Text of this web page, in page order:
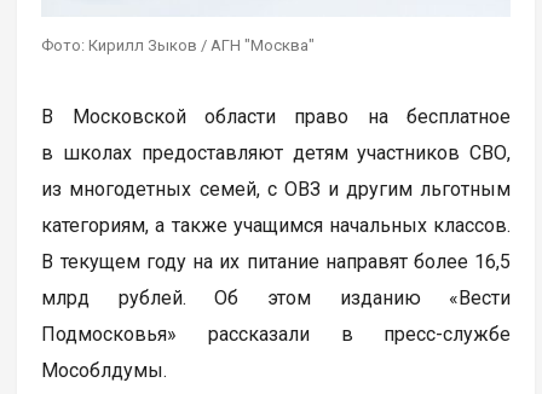
Фото: Кирилл Зыков / АГН "Москва"
В Московской области право на бесплатное
в школах предоставляют детям участников СВО,
из многодетных семей, с ОВЗ и другим льготным
категориям, а также учащимся начальных классов.
В текущем году на их питание направят более 16,5
млрд рублей. Об этом изданию «Вести
Подмосковья» рассказали в пресс-службе
Мособлдумы.